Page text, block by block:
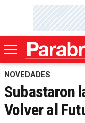
NOVEDADES
Subastaron
Volver al